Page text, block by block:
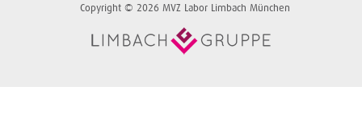
Copyright © 2026 MVZ Labor Limbach München